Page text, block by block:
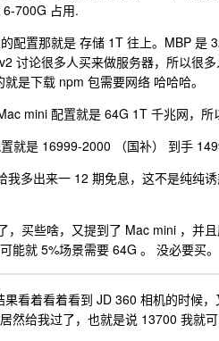
700G 占用.
配置那就是 存储 1T 往上。MBP 是
讨论很多人买来做服务器，所以很
是下载 npm 包需要网络 哈哈哈。
mini 配置就是 64G 1T 千兆网，所
就是 16999-2000 （国补） 到手
我多出来一 12 期免息，这不是纯纯
，买些啥，又提到了 Mac mini ，并
能就 5%场景需要 64G 。 没必要买。
看着看着看到 JD 360 相机的时候
然给我过了，也就是说 13700 我就